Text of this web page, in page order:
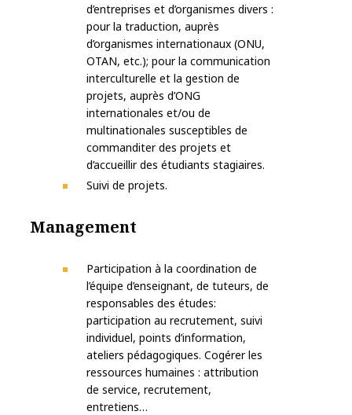
d’entreprises et d’organismes divers :
pour la traduction, auprès
d’organismes internationaux (ONU,
OTAN, etc.); pour la communication
interculturelle et la gestion de
projets, auprès d’ONG
internationales et/ou de
multinationales susceptibles de
commanditer des projets et
d’accueillir des étudiants stagiaires.
Suivi de projets.
Management
Participation à la coordination de
l’équipe d’enseignant, de tuteurs, de
responsables des études:
participation au recrutement, suivi
individuel, points d’information,
ateliers pédagogiques. Cogérer les
ressources humaines : attribution
de service, recrutement,
entretiens…